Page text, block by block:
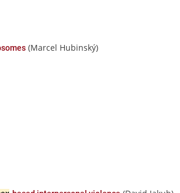
(Marcel Hubinský)